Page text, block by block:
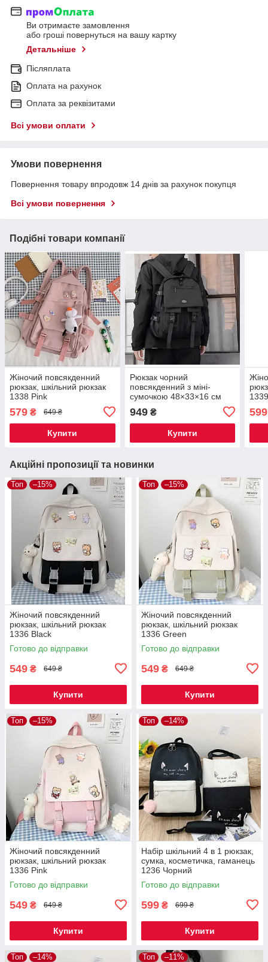
Ви отримаєте замовлення
або гроші повернуться на вашу картку
Детальніше
Післяплата
Оплата на рахунок
Оплата за реквізитами
Всі умови оплати
Умови повернення
Повернення товару впродовж 14 днів за рахунок покупця
Всі умови повернення
Подібні товари компанії
Жіночий повсякденний
рюкзак, шкільний рюкзак
1338 Pink
579 ₴ 649 ₴
Купити
Рюкзак чорний
повсякденний з міні-
сумочкою 48×33×16 см
949₴
Купити
599
Акційні пропозиції та новинки
Топ –15%
Жіночий повсякденний
рюкзак, шкільний рюкзак
1336 Black
Готово до відправки
549 ₴ 649 ₴
Купити
Топ –15%
Жіночий повсякденний
рюкзак, шкільний рюкзак
1336 Green
Готово до відправки
549 ₴ 649 ₴
Купити
Топ –15%
Жіночий повсякденний
рюкзак, шкільний рюкзак
1336 Pink
Готово до відправки
549 ₴ 649 ₴
Купити
Топ –14%
Набір шкільний 4 в 1 рюкзак,
сумка, косметичка, гаманець
1236 Чорний
Готово до відправки
599 ₴ 699 ₴
Купити
Топ –14% Топ –11%